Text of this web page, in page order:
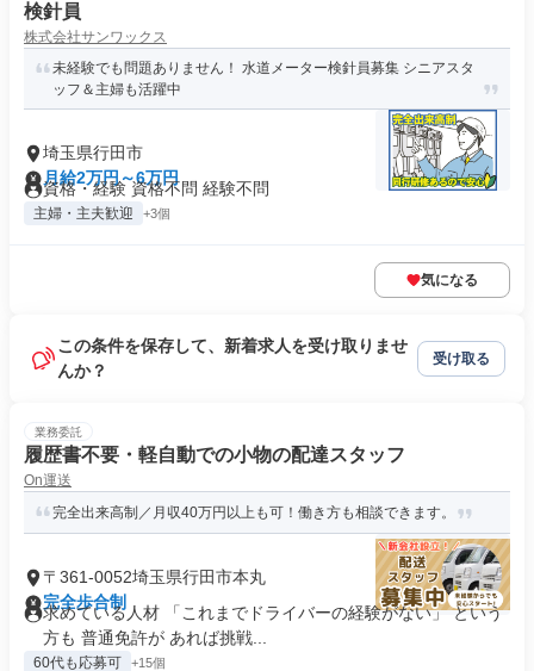
検針員
株式会社サンワックス
未経験でも問題ありません！ 水道メーター検針員募集 シニアスタ
ッフ＆主婦も活躍中
埼玉県行田市
月給2万円～6万円
資格・経験 資格不問 経験不問
主婦・主夫歓迎 +3個
気になる
この条件を保存して、新着求人を受け取りませ
んか？
受け取る
業務委託
履歴書不要・軽自動での小物の配達スタッフ
On運送
完全出来高制／月収40万円以上も可！働き方も相談できます。
〒361-0052埼玉県行田市本丸
完全歩合制
求めている人材 「これまでドライバーの経験がない」 という
方も 普通免許が あれば挑戦...
60代も応募可 +15個